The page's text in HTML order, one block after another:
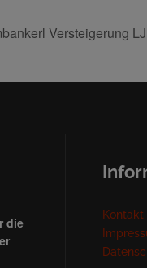
Versteigerung
die
Kontakt